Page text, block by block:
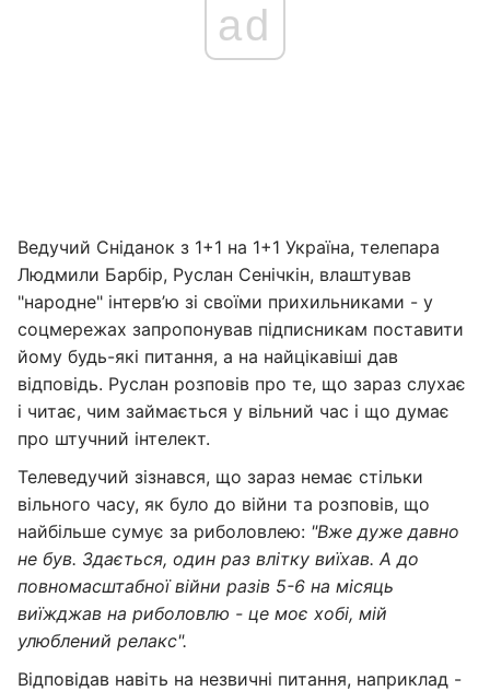
ad
Ведучий Сніданок з 1+1 на 1+1 Україна, телепара
Людмили Барбір, Руслан Сенічкін, влаштував
"народне" інтерв’ю зі своїми прихильниками - у
соцмережах запропонував підписникам поставити
йому будь-які питання, а на найцікавіші дав
відповідь. Руслан розповів про те, що зараз слухає
і читає, чим займається у вільний час і що думає
про штучний інтелект.
Телеведучий зізнався, що зараз немає стільки
вільного часу, як було до війни та розповів, що
найбільше сумує за риболовлею: "Вже дуже давно
не був. Здається, один раз влітку виїхав. А до
повномасштабної війни разів 5-6 на місяць
виїжджав на риболовлю - це моє хобі, мій
улюблений релакс".
Відповідав навіть на незвичні питання, наприклад -